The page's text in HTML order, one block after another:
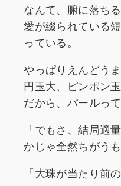
なんて、腑に落ち
愛が綴られている
っている。
やっぱりえんどう
円玉大、ピンポン
だから、パールっ
「でもさ、結局適
かじゃ全然ちがう
「大珠が当たり前